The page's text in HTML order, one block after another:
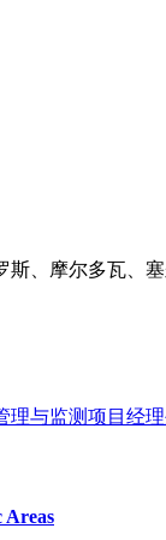
、摩尔多瓦、
理与监测项目经理
Areas